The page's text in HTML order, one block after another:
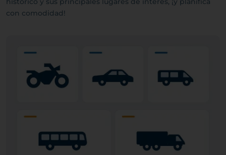
con comodidad!